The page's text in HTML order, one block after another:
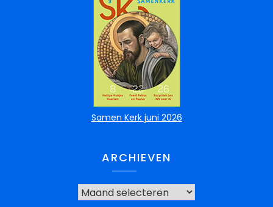
Samen Kerk juni 2026
ARCHIEVEN